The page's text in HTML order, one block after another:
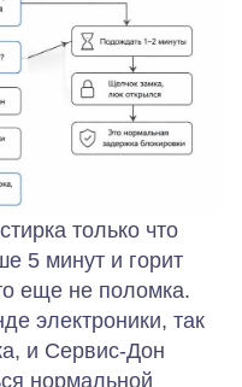
только что
5 минут и горит
еще не поломка.
электроники, так
и Сервис‑Дон
нормальной